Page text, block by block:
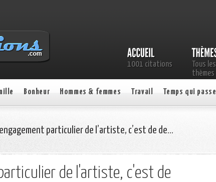
1001 citations
Tous les
thèmes
Bonheur Hommes & femmes Travail Temps qui passe
particulier de l’artiste, c’est de de…
de l'artiste, c'est de